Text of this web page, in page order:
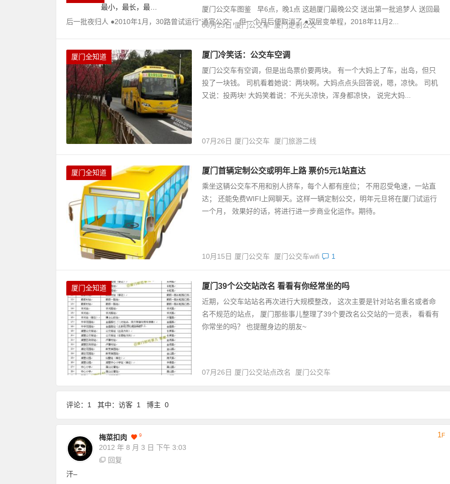
厦门公交车图鉴 早6点，晚1点 这趟厦门最晚公交 送出第一批追梦人 送回最
后一批夜归人 ●2010年1月，30路曾试运行“通宵公交”，但一个月后便取消了 ●双层变单程，2018年11月2...
06月23日 厦门公交车 厦门定制公交
厦门全知道 厦门冷笑话：公交车空调
厦门公交车有空调，但是出岛票价要两块。 有一个大妈上了车，出岛，但只
投了一块钱。 司机看着她说：两块啊。大妈点点头回答说，嗯，凉快。 司机
又说：投两块! 大妈笑着说：不光头凉快，浑身都凉快， 说完大妈...
07月26日 厦门公交车 厦门旅游二线
厦门全知道 厦门首辆定制公交或明年上路 票价5元1站直达
乘坐这辆公交车不用和别人挤车，每个人都有座位； 不用忍受龟速，一站直
达； 还能免费WIFI上网聊天。这样一辆定制公交，明年元旦将在厦门试运行
一个月， 效果好的话，将进行进一步商业化运作。期待。
10月15日 厦门公交车 厦门公交车wifi 1
厦门全知道 厦门39个公交站改名 看看有你经常坐的吗
近期，公交车站站名再次进行大规模整改， 这次主要是针对站名重名或者命
名不规范的站点， 厦门那些事儿整理了39个要改名公交站的一览表， 看看有
你常坐的吗？ 也提醒身边的朋友~
07月26日 厦门公交站点改名 厦门公交车
评论：1 其中：访客 1 博主 0
梅菜扣肉 9
2012 年 8 月 3 日 下午 3:03
1F
回复
汗–